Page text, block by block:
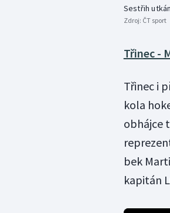
Sestřih
Zdroj: ČT sport
Třinec -
Třinec i
kola
obhájce
bek
kapitán